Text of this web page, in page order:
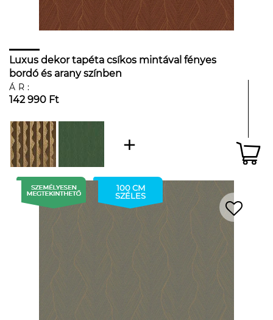
Luxus dekor tapéta csíkos mintával fényes
bordó és arany színben
ÁR:
142 990 Ft
100 CM
SZÉLES